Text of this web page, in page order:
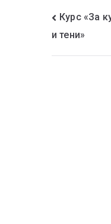
Курс «За
и тени»